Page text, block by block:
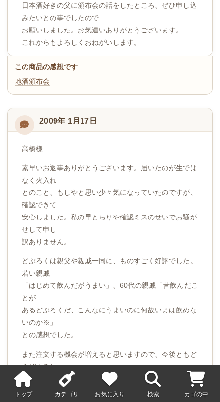
日本酒好きの父に頒布会の話をしたところ、ぜひ申し込
みたいとの事でしたので
お願いしました。お気遣いありがとうございます。
これからもよろしくおねがいします。
この商品の感想です
地酒頒布会
2009年 1月17日
高橋様
素早いお返事ありがとうございます。届いたのが生では
なく火入れ
とのこと、もしやと思い少々気になっていたのですが、
確認できて
安心しました。私の早とちりや確認ミスのせいでお騒が
せして申し
訳ありません。
どぶろくは親父や親戚一同に、ものすごく好評でした。
若い親戚
「はじめて飲んだがうまい」、60代の親戚「昔飲んだこ
とが
あるどぶろくだ、こんなにうまいのに何故いまは飲めな
いのか※」
との感想でした。
また注文する機会が増えると思いますので、今後ともど
うぞよろし
くお願いします。
トップ カテゴリ お気に入り 検索 カゴの中